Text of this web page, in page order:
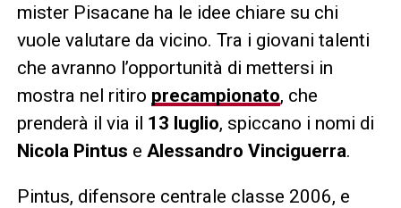
mister Pisacane ha le idee chiare su chi
vuole valutare da vicino. Tra i giovani talenti
che avranno l’opportunità di mettersi in
mostra nel ritiro precampionato, che
prenderà il via il 13 luglio, spiccano i nomi di
Nicola Pintus e Alessandro Vinciguerra.
Pintus, difensore centrale classe 2006, e